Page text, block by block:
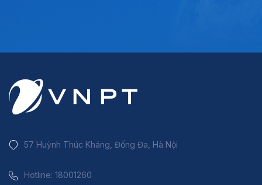
57 Huỳnh Thúc Kháng, Đống Đa, Hà Nội
Hotline: 18001260